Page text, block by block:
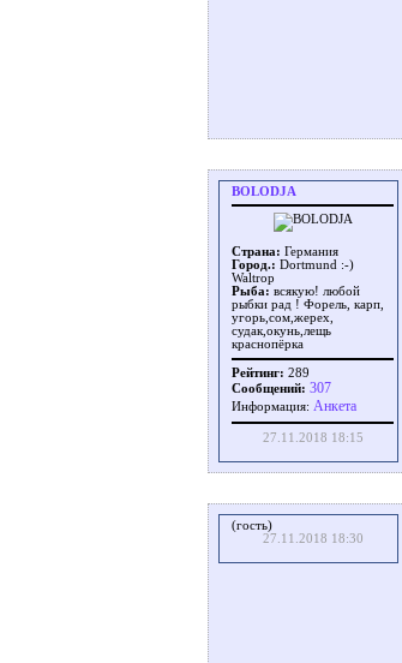
BOLODJA
Страна: Германия
Город.: Dortmund :-)
Waltrop
Рыба: всякую! любой
рыбки рад ! Форель, карп,
угорь,сом,жерех,
судак,окунь,лещь
краснопёрка
Рейтинг: 289
Сообщений: 307
Информация: Aнкета
27.11.2018 18:15
(гость)
27.11.2018 18:30